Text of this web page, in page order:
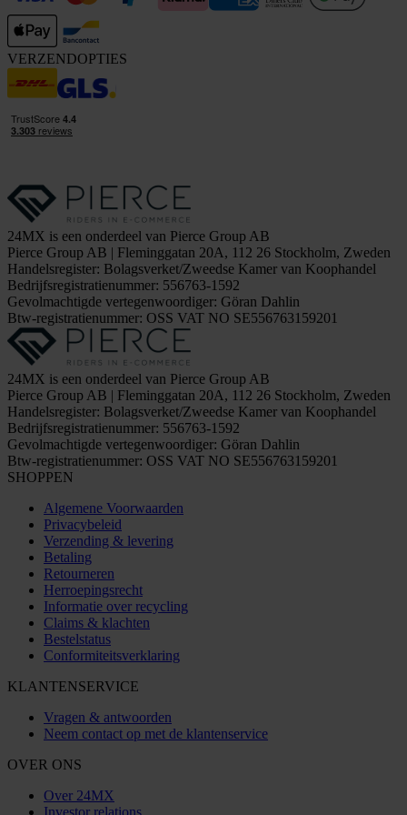
VERZENDOPTIES
24MX is een onderdeel van Pierce Group AB
Pierce Group AB | Fleminggatan 20A, 112 26 Stockholm, Zweden
Handelsregister: Bolagsverket/Zweedse Kamer van Koophandel
Bedrijfsregistratienummer: 556763-1592
Gevolmachtigde vertegenwoordiger: Göran Dahlin
Btw-registratienummer: OSS VAT NO SE556763159201
24MX is een onderdeel van Pierce Group AB
Pierce Group AB | Fleminggatan 20A, 112 26 Stockholm, Zweden
Handelsregister: Bolagsverket/Zweedse Kamer van Koophandel
Bedrijfsregistratienummer: 556763-1592
Gevolmachtigde vertegenwoordiger: Göran Dahlin
Btw-registratienummer: OSS VAT NO SE556763159201
SHOPPEN
Algemene Voorwaarden
Privacybeleid
Verzending & levering
Betaling
Retourneren
Herroepingsrecht
Informatie over recycling
Claims & klachten
Bestelstatus
Conformiteitsverklaring
KLANTENSERVICE
Vragen & antwoorden
Neem contact op met de klantenservice
OVER ONS
Over 24MX
Investor relations